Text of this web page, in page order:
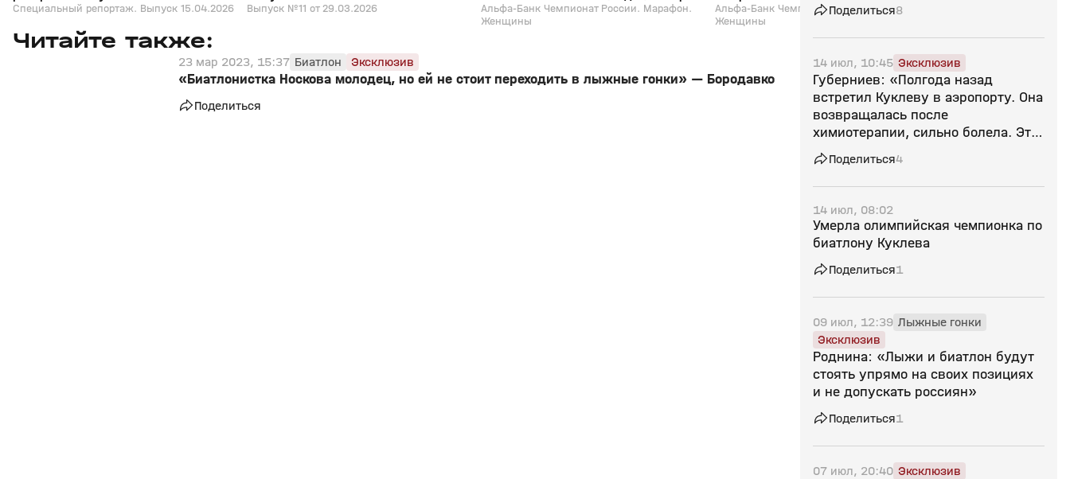
Специальный репортаж. Выпуск 15.04.2026 Выпуск №11 от 29.03.2026
Банк Чемпионат России. Марафон.
Женщины
Альфа-Банк Чемпионат России. Марафон.
Женщины
Марафон. Женщины
Альфа-Банк Чемпионат России. Марафон.
Женщины
Читайте также:
23 мар 2023, 15:37 Биатлон Эксклюзив
«Биатлонистка Носкова молодец, но ей не стоит переходить в лыжные гонки» — Бородавко
Поделиться
Поделиться8
14 июл, 10:45 Эксклюзив
Губерниев: «Полгода назад
встретил Куклеву в аэропорту. Она
возвращалась после
химиотерапии, сильно болела. Это
потеря для всех нас»
Поделиться4
14 июл, 08:02
Умерла олимпийская чемпионка по
биатлону Куклева
Поделиться1
09 июл, 12:39 Лыжные гонки
Эксклюзив
Роднина: «Лыжи и биатлон будут
стоять упрямо на своих позициях
и не допускать россиян»
Поделиться1
07 июл, 20:40 Эксклюзив